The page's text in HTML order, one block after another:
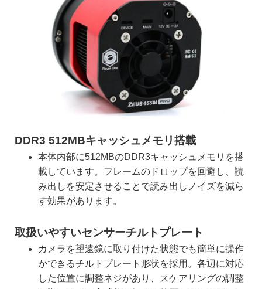
DDR3 512MBキャッシュメモリ搭載
本体内部に512MBのDDR3キャッシュメモリを搭
載しています。フレームのドロップを回避し、読
み出しを安定させることで読み出しノイズを減ら
す効果があります。
取扱いやすいセンサーチルトプレート
カメラを望遠鏡に取り付けた状態でも簡単に操作
ができるチルトプレート形状を採用。各辺に対応
した位置に調整ネジがあり、スケアリングの調整